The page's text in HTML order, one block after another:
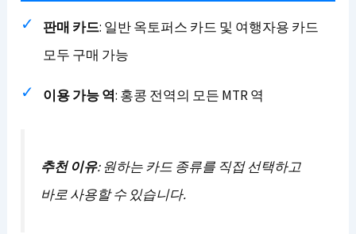
판매 카드: 일반 옥토퍼스 카드 및 여행자용 카드
모두 구매 가능
이용 가능 역: 홍콩 전역의 모든 MTR 역
추천 이유: 원하는 카드 종류를 직접 선택하고
바로 사용할 수 있습니다.